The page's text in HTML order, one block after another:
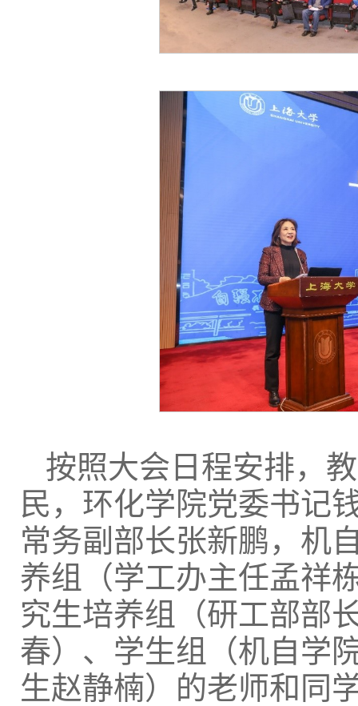
按照大会日程安排，
民，环化学院党委书记
常务副部长张新鹏，机
养组（学工办主任孟祥
究生培养组（研工部部
春）、学生组（机自学
生赵静楠）的老师和同